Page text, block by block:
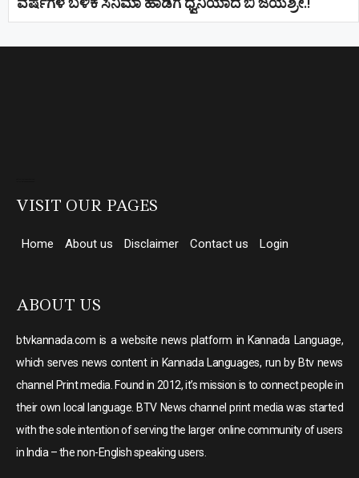
VISIT OUR PAGES
Home About us Disclaimer Contact us Login
ABOUT US
btvkannada.com is a website news platform in Kannada Language,
which serves news content in Kannada Languages, run by Btv news
channel Print media. Found in 2012, it’s mission is to connect people in
their own local language. BTV News channel print media was started
with the sole intention of serving the larger online community of users
in India – the non-English speaking users.